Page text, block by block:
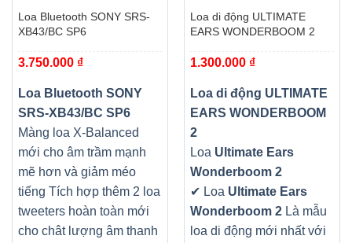
Loa Bluetooth SONY SRS-
XB43/BC SP6
3.750.000 ₫
Loa Bluetooth SONY
SRS-XB43/BC SP6
Màng loa X-Balanced
mới cho âm trầm mạnh
mẽ hơn và giảm méo
tiếng Tích hợp thêm 2 loa
tweeters hoàn toàn mới
cho chât lượng âm thanh
Loa di động ULTIMATE
EARS WONDERBOOM 2
1.300.000 ₫
Loa di động ULTIMATE
EARS WONDERBOOM
2
Loa Ultimate Ears
Wonderboom 2
✔ Loa Ultimate Ears
Wonderboom 2 Là mẫu
loa di động mới nhất với